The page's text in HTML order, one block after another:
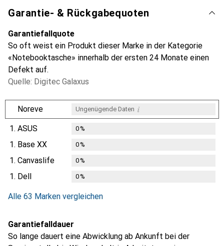
Garantie- & Rückgabequoten
Garantiefallquote
So oft weist ein Produkt dieser Marke in der Kategorie
«Notebooktasche» innerhalb der ersten 24 Monate einen
Defekt auf.
Quelle: Digitec Galaxus
Noreve Ungenügende Daten i
1. ASUS 0%
1. Base XX 0%
1. Canvaslife 0%
1. Dell 0%
Alle 63 Marken vergleichen
Garantiefalldauer
So lange dauert eine Abwicklung ab Ankunft bei der